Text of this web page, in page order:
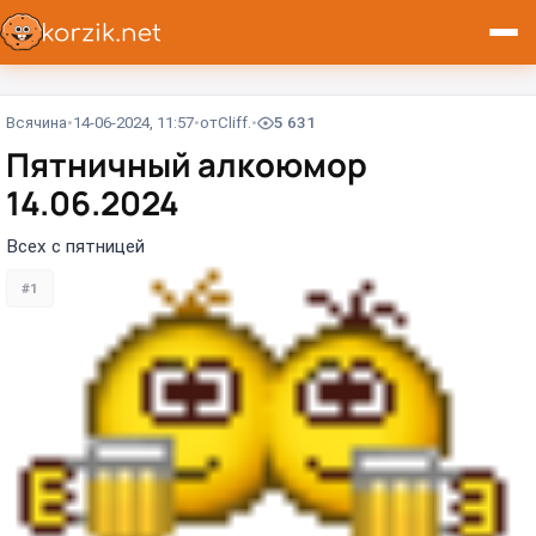
Всячина 14-06-2024, 11:57 отCliff. 5 631
Пятничный алкоюмор
14.06.2024
Всех с пятницей
#1